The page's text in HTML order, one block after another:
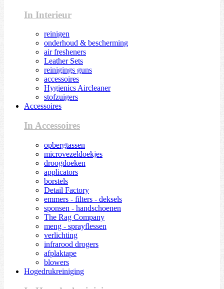
In Interieur
reinigen
onderhoud & bescherming
air fresheners
Leather Sets
reinigings guns
accessoires
Hygienics Aircleaner
stofzuigers
Accessoires
In Accessoires
opbergtassen
microvezeldoekjes
droogdoeken
applicators
borstels
Detail Factory
emmers - filters - deksels
sponsen - handschoenen
The Rag Company
meng - sprayflessen
verlichting
infrarood drogers
afplaktape
blowers
Hogedrukreiniging